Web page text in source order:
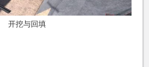
开挖与回填